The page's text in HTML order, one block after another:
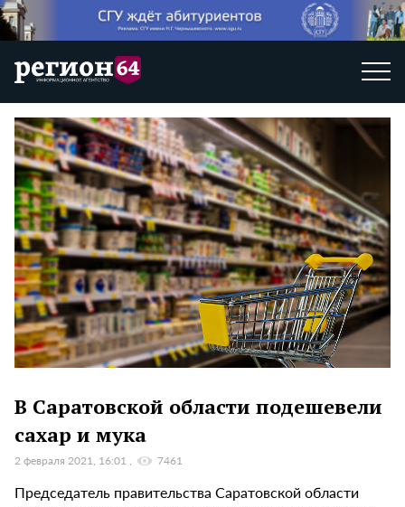
В Саратовской области подешевели
сахар и мука
2 февраля 2021, 16:01 7461
Председатель правительства Саратовской области